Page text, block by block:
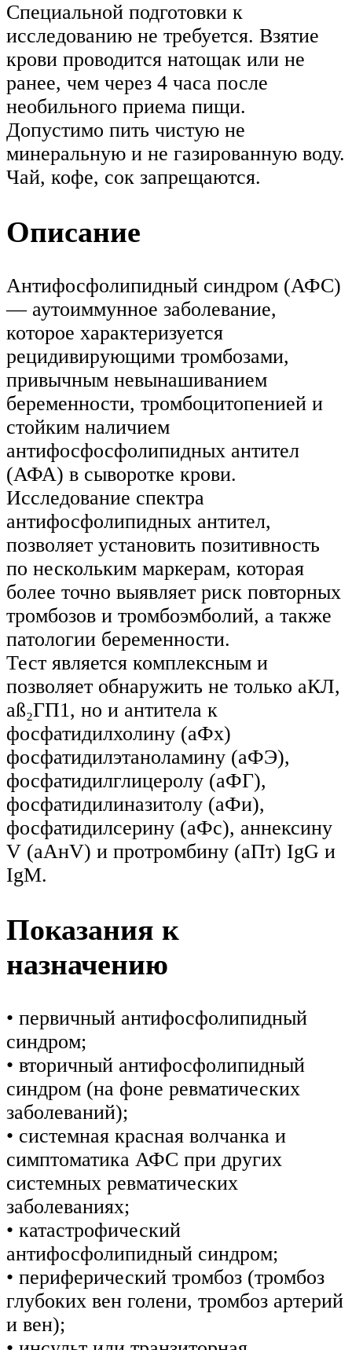
Специальной подготовки к
исследованию не требуется. Взятие
крови проводится натощак или не
ранее, чем через 4 часа после
необильного приема пищи.
Допустимо пить чистую не
минеральную и не газированную воду.
Чай, кофе, сок запрещаются.
Описание
Антифосфолипидный синдром (АФС)
— аутоиммунное заболевание,
которое характеризуется
рецидивирующими тромбозами,
привычным невынашиванием
беременности, тромбоцитопенией и
стойким наличием
антифосфосфолипидных антител
(АФА) в сыворотке крови.
Исследование спектра
антифосфолипидных антител,
позволяет установить позитивность
по нескольким маркерам, которая
более точно выявляет риск повторных
тромбозов и тромбоэмболий, а также
патологии беременности.
Тест является комплексным и
позволяет обнаружить не только аКЛ,
аß₂ГП1, но и антитела к
фосфатидилхолину (аФх)
фосфатидилэтаноламину (аФЭ),
фосфатидилглицеролу (аФГ),
фосфатидилиназитолу (аФи),
фосфатидилсерину (аФс), аннексину
V (аАнV) и протромбину (аПт) IgG и
IgM.
Показания к
назначению
• первичный антифосфолипидный
синдром;
• вторичный антифосфолипидный
синдром (на фоне ревматических
заболеваний);
• системная красная волчанка и
симптоматика АФС при других
системных ревматических
заболеваниях;
• катастрофический
антифосфолипидный синдром;
• периферический тромбоз (тромбоз
глубоких вен голени, тромбоз артерий
и вен);